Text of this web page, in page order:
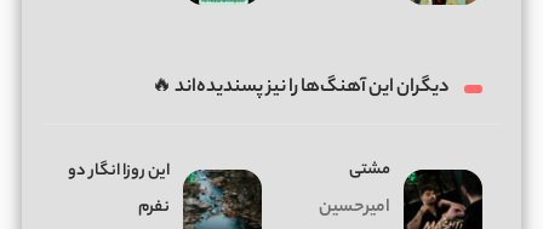
دیگران این آهنگ‌ها را نیز پسندیده‌اند 🔥
مشتی
امیرحسین
این روزا انگار دو
نفرم